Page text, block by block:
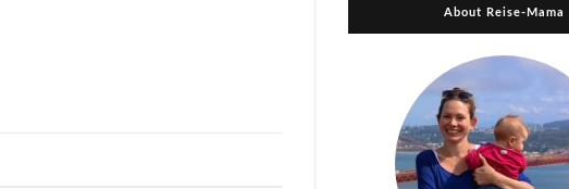
About Reise-Mama